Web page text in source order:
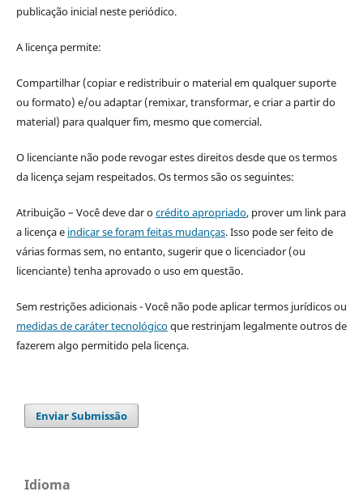
publicação inicial neste periódico.
A licença permite:
Compartilhar (copiar e redistribuir o material em qualquer suporte
ou formato) e/ou adaptar (remixar, transformar, e criar a partir do
material) para qualquer fim, mesmo que comercial.
O licenciante não pode revogar estes direitos desde que os termos
da licença sejam respeitados. Os termos são os seguintes:
Atribuição – Você deve dar ocrédito apropriado, prover um link para
a licença e indicar se foram feitas mudanças. Isso pode ser feito de
várias formas sem, no entanto, sugerir que o licenciador (ou
licenciante) tenha aprovado o uso em questão.
Sem restrições adicionais - Você não pode aplicar termos jurídicos ou
medidas de caráter tecnológicoque restrinjam legalmente outros de
fazerem algo permitido pela licença.
Enviar Submissão
Idioma